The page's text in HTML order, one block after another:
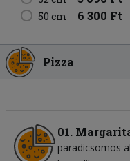
50 cm 6 300 Ft
Pizza
01.
paradicsomos